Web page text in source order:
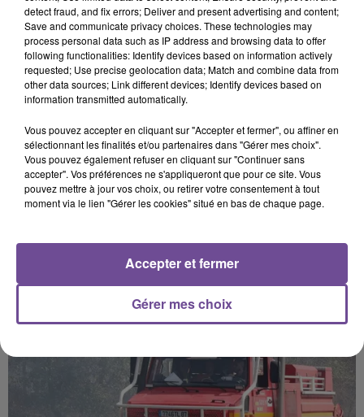
Cet élément est masqué compte-tenu du refus du
dépôt de cookies que vous avez exprimé. Si vous
souhaitez l'afficher, merci de nous donner votre accord
en cliquant sur le bouton ci-dessous.
Afficher l'élément
detect fraud, and fix errors; Deliver and present advertising and content;
Save and communicate privacy choices. These technologies may
process personal data such as IP address and browsing data to offer
following functionalities: Identify devices based on information actively
requested; Use precise geolocation data; Match and combine data from
other data sources; Link different devices; Identify devices based on
information transmitted automatically.
Vous pouvez accepter en cliquant sur "Accepter et fermer", ou affiner en
sélectionnant les finalités et/ou partenaires dans "Gérer mes choix".
Vous pouvez également refuser en cliquant sur "Continuer sans
accepter". Vos préférences ne s'appliqueront que pour ce site. Vous
pouvez mettre à jour vos choix, ou retirer votre consentement à tout
moment via le lien "Gérer les cookies" situé en bas de chaque page.
Gérer mes choix
Accepter et fermer